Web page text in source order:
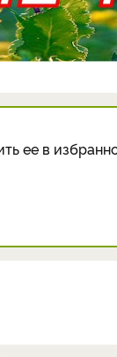
ее в